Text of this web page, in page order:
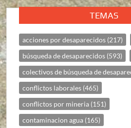
TEMAS
acciones por desaparecidos (217)
búsqueda de desaparecidos (593)
colectivos de búsqueda de
conflictos laborales (465)
conflictos por mineria (151)
contaminacion agua (165)